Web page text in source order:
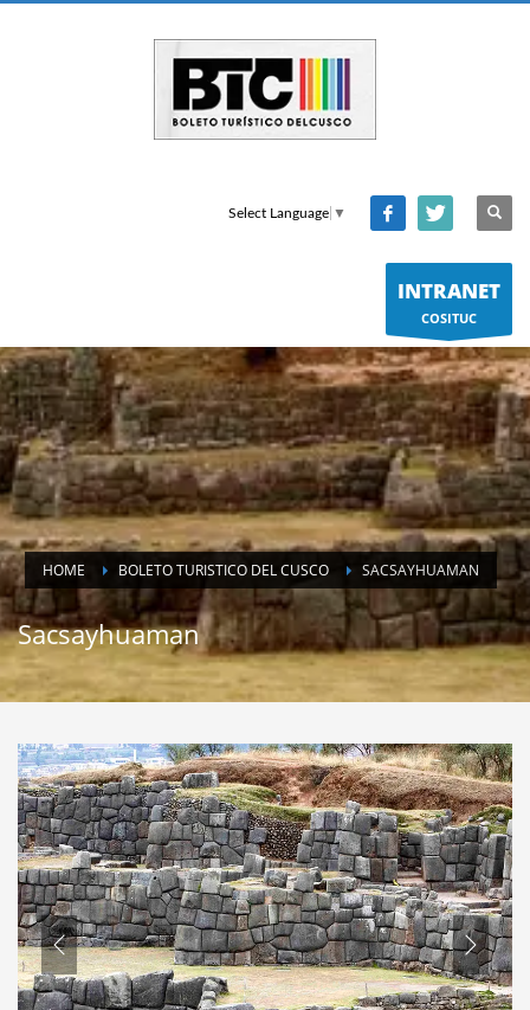
Select Language ▼
INTRANET
COSITUC
HOME BOLETO TURISTICO DEL CUSCO SACSAYHUAMAN
Sacsayhuaman